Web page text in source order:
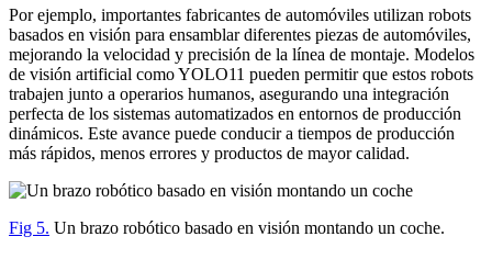
Por ejemplo, importantes fabricantes de automóviles utilizan robots
basados en visión para ensamblar diferentes piezas de automóviles,
mejorando la velocidad y precisión de la línea de montaje. Modelos
de visión artificial como YOLO11 pueden permitir que estos robots
trabajen junto a operarios humanos, asegurando una integración
perfecta de los sistemas automatizados en entornos de producción
dinámicos. Este avance puede conducir a tiempos de producción
más rápidos, menos errores y productos de mayor calidad.
Fig 5. Un brazo robótico basado en visión montando un coche.